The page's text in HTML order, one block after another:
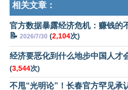
相关文章：
官方数据暴露经济危机：赚钱的
📝 2026/7/30 (2,104次)
经济要恶化到什么地步中国人才
(3,544次)
不甩“光明论”！长春官方罕见承